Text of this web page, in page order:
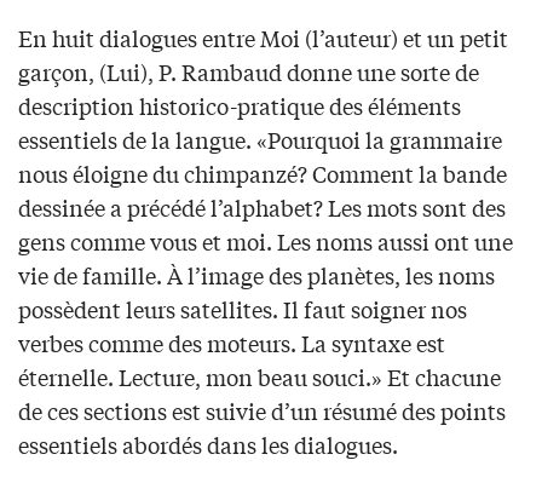
En huit dialogues entre Moi (l’auteur) et un petit
garçon, (Lui), P. Rambaud donne une sorte de
description historico-pratique des éléments
essentiels de la langue. «Pourquoi la grammaire
nous éloigne du chimpanzé? Comment la bande
dessinée a précédé l’alphabet? Les mots sont des
gens comme vous et moi. Les noms aussi ont une
vie de famille. À l’image des planètes, les noms
possèdent leurs satellites. Il faut soigner nos
verbes comme des moteurs. La syntaxe est
éternelle. Lecture, mon beau souci.» Et chacune
de ces sections est suivie d’un résumé des points
essentiels abordés dans les dialogues.